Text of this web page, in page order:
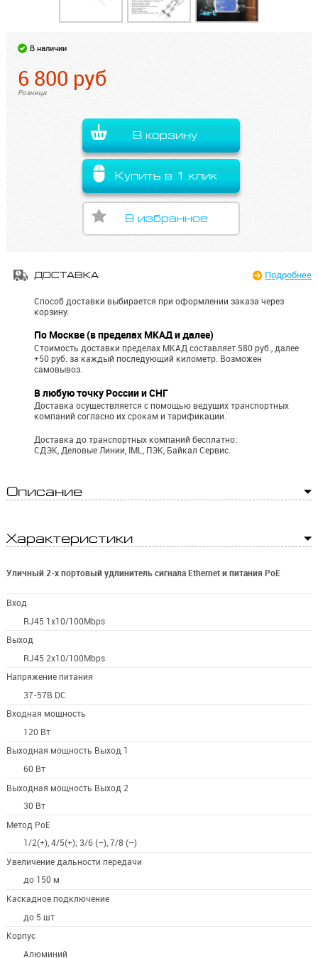
В наличии
6 800 руб
Розница
В корзину
Купить в 1 клик
В избранное
ДОСТАВКА Подробнее
Способ доставки выбирается при оформлении заказа через
корзину.
По Москве (в пределах МКАД и далее)
Стоимость доставки пределах МКАД составляет 580 руб., далее
+50 руб. за каждый последующий километр. Возможен
самовывоз.
В любую точку России и СНГ
Доставка осуществляется с помощью ведущих транспортных
компаний согласно их срокам и тарификации.
Доставка до транспортных компаний бесплатно:
СДЭК, Деловые Линии, IML, ПЭК, Байкал Сервис.
Описание
Характеристики
Уличный 2-х портовый удлинитель сигнала Ethernet и питания PoE
Вход
RJ45 1x10/100Mbps
Выход
RJ45 2x10/100Mbps
Напряжение питания
37-57В DC
Входная мощность
120 Вт
Выходная мощность Выход 1
60 Вт
Выходная мощность Выход 2
30 Вт
Метод РоЕ
1/2(+), 4/5(+); 3/6 (–), 7/8 (–)
Увеличение дальности передачи
до 150 м
Каскадное подключение
до 5 шт
Корпус
Алюминий